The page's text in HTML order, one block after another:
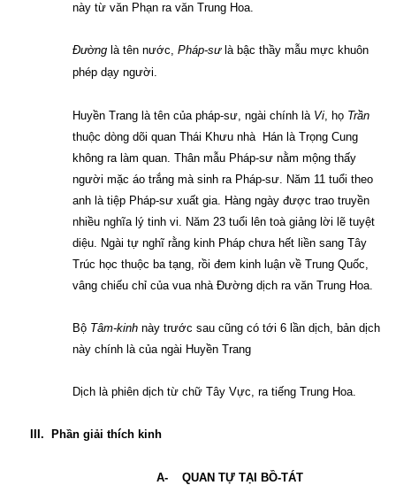
này từ văn Phạn ra văn Trung Hoa.
Đường là tên nước, Pháp-sưlà bậc thầy mẫu mực khuôn
phép dạy người.
Huyền Trang là tên của pháp-sư, ngài chính là Vi, họ Trần
thuộc dòng dõi quan Thái Khưu nhà Hán là Trọng Cung
không ra làm quan. Thân mẫu Pháp-sư nằm mộng thấy
người mặc áo trắng mà sinh ra Pháp-sư. Năm 11 tuổi theo
anh là tiệp Pháp-sư xuất gia. Hàng ngày được trao truyền
nhiều nghĩa lý tinh vi. Năm 23 tuổi lên toà giảng lời lẽ tuyệt
diệu. Ngài tự nghĩ rằng kinh Pháp chưa hết liền sang Tây
Trúc học thuộc ba tạng, rồi đem kinh luận về Trung Quốc,
vâng chiếu chỉ của vua nhà Đường dịch ra văn Trung Hoa.
Bộ Tâm-kinh này trước sau cũng có tới 6 lần dịch, bản dịch
này chính là của ngài Huyền Trang
Dịch là phiên dịch từ chữ Tây Vực, ra tiếng Trung Hoa.
III. Phần giải thích kinh
A- QUAN TỰ TẠI BỒ-TÁT